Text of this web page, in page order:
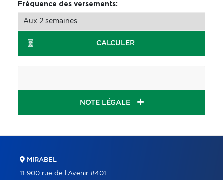
Fréquence des versements:
CALCULER
NOTE LÉGALE
MIRABEL
11 900 rue de l'Avenir #401